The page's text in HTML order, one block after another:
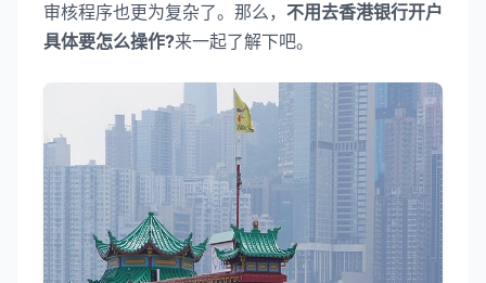
审核程序也更为复杂了。那么， 不用去香港银行开户
具体要怎么操作?来一起了解下吧。